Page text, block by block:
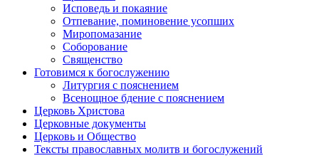
Исповедь и покаяние
Отпевание, поминовение усопших
Миропомазание
Соборование
Священство
Готовимся к богослужению
Литургия с пояснением
Всенощное бдение с пояснением
Церковь Христова
Церковные документы
Церковь и Общество
Тексты православных молитв и богослужений